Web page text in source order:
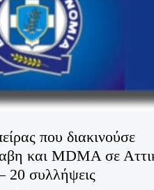
που διακινούσε
και MDMA σε
20 συλλήψεις